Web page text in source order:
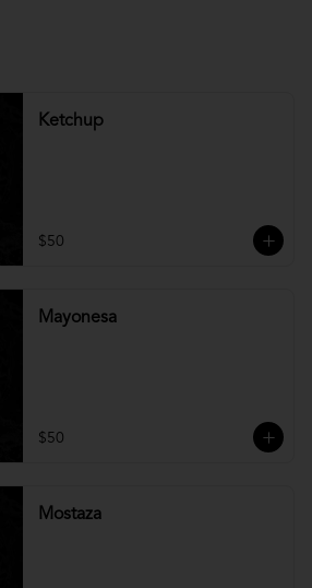
Ketchup
$50
Mayonesa
$50
Mostaza